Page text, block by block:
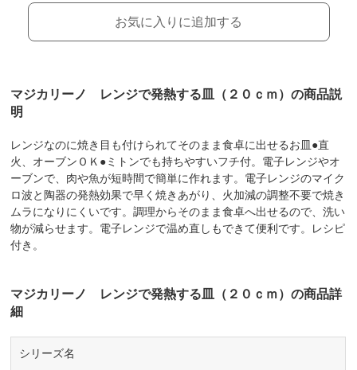
お気に入りに追加する
マジカリーノ レンジで発熱する皿（２０ｃｍ）の商品説
明
レンジなのに焼き目も付けられてそのまま食卓に出せるお皿●直
火、オーブンＯＫ●ミトンでも持ちやすいフチ付。電子レンジやオ
ーブンで、肉や魚が短時間で簡単に作れます。電子レンジのマイク
ロ波と陶器の発熱効果で早く焼きあがり、火加減の調整不要で焼き
ムラになりにくいです。調理からそのまま食卓へ出せるので、洗い
物が減らせます。電子レンジで温め直しもできて便利です。レシピ
付き。
マジカリーノ レンジで発熱する皿（２０ｃｍ）の商品詳
細
シリーズ名